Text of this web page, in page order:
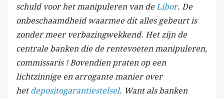
schuld voor het manipuleren van de Libor. De
onbeschaamdheid waarmee dit alles gebeurt is
zonder meer verbazingwekkend. Het zijn de
centrale banken die de rentevoeten manipuleren,
commissaris ! Bovendien praten op een
lichtzinnige en arrogante manier over
het depositogarantiestelsel. Want als banken